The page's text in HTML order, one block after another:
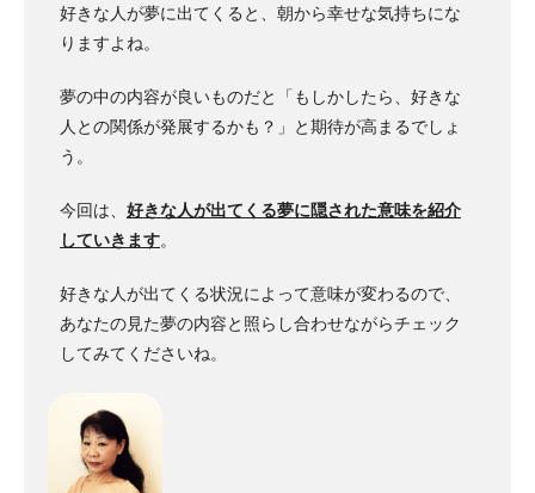
好きな人が夢に出てくると、朝から幸せな気持ちにな
りますよね。
夢の中の内容が良いものだと「もしかしたら、好きな
人との関係が発展するかも？」と期待が高まるでしょ
う。
今回は、 好きな人が出てくる夢に隠された意味を紹介
していきます。
好きな人が出てくる状況によって意味が変わるので、
あなたの見た夢の内容と照らし合わせながらチェック
してみてくださいね。